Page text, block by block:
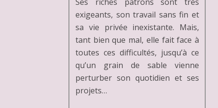
exigeants, son travail sans fin et
sa vie privée inexistante. Mais,
tant bien que mal, elle fait face à
toutes ces difficultés, jusqu’à ce
qu’un grain de sable vienne
perturber son quotidien et ses
projets…